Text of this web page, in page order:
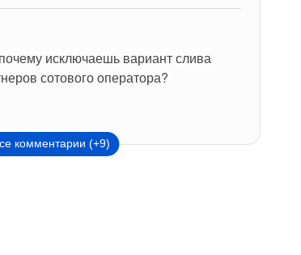
исключаешь вариант слива
сотового оператора?
комментарии (+9)